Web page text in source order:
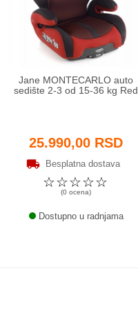
Odeća i obuća
Igračke za bebe i decu
AKCIJA
Call Centar
011 438 1 000
Jane MONTECARLO auto
sedište 2-3 od 15-36 kg Red
25.990,00 RSD
Besplatna dostava
☆
☆
☆
☆
☆
(0 ocena)
Dostupno u radnjama